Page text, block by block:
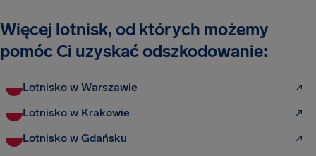
Więcej lotnisk, od których możemy
pomóc Ci uzyskać odszkodowanie:
Lotnisko w Warszawie
Lotnisko w Krakowie
Lotnisko w Gdańsku